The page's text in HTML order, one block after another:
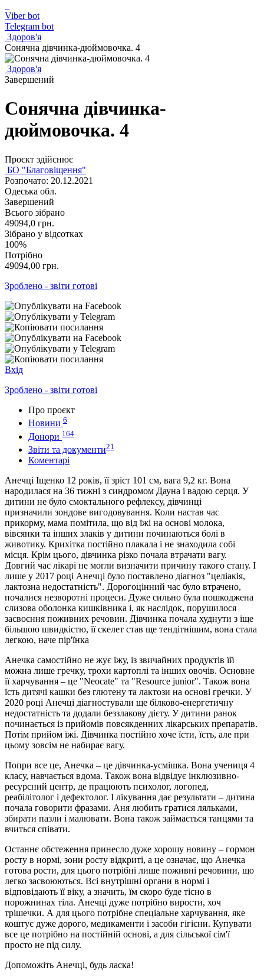
Viber bot
Telegram bot
Здоров'я
Сонячна дівчинка-дюймовочка. 4
Здоров'я
Завершений
Сонячна дівчинка-
дюймовочка. 4
Проєкт здійснює
БО "Благовіщення"
Розпочато: 20.12.2021
Одеська обл.
Завершений
Всього зібрано
49094,0 грн.
Зібрано у відсотках
100%
Потрібно
49094,00 грн.
Зроблено - звіти готові
Вхід
Зроблено - звіти готові
Про проєкт
Новини 6
Донори 164
Звіти та документи21
Коментарі
Анечці Іщенко 12 років, її зріст 101 см, вага 9,2 кг. Вона
народилася на 36 тижні з синдромом Дауна і вадою серця. У
дитини не було смоктального рефлексу, дівчинці
призначили зондове вигодовування. Коли настав час
прикорму, мама помітила, що від їжі на основі молока,
вівсянки та інших злаків у дитини починаються болі в
животику. Крихітка постійно плакала і не знаходила собі
місця. Крім цього, дівчинка різко почала втрачати вагу.
Довгий час лікарі не могли визначити причину такого стану. І
лише у 2017 році Анечці було поставлено діагноз "целіакія,
лактозна недостатність". Дорогоцінний час було втрачено,
почалися незворотні процеси. Дуже сильно була пошкоджена
слизова оболонка кишківника і, як наслідок, порушилося
засвоєння поживних речовин. Дівчинка почала худнути з іще
більшою швидкістю, її скелет став ще тендітнішим, вона стала
легкою, наче пір'їнка
Анечка самостійно не жує їжу, із звичайних продуктів їй
можна лише гречку, трохи картоплі та інших овочів. Основне
її харчування – це "Neocate" та "Resource junior". Також вона
їсть дитячі кашки без глютену та лактози на основі гречки. У
2020 році Анечці діагностували ще білково-енергетичну
недостатність та додали беззлакову дієту. У дитини ранок
починається із прийомів повсякденних лікарських препаратів.
Потім прийом їжі. Дівчинка постійно хоче їсти, їсть, але при
цьому зовсім не набирає вагу.
Попри все це, Анечка – це дівчинка-усмішка. Вона учениця 4
класу, навчається вдома. Також вона відвідує інклюзивно-
ресурсний центр, де працюють психолог, логопед,
реабілітолог і дефектолог. І лікування дає результати – дитина
почала говорити фразами. Аня любить гратися ляльками,
збирати пазли і малювати. Вона також займається танцями та
вчиться співати.
Останнє обстеження принесло дуже хорошу новину – гормон
росту в нормі, зони росту відкриті, а це означає, що Анечка
готова рости, для цього потрібні лише поживні речовини, що
легко засвоюються. Всі внутрішні органи в нормі і
відповідають її віку, а значить, їм скоро буде тісно в
порожнинах тіла. Анечці дуже потрібно вирости, хоч
трішечки. А для цього потрібне спеціальне харчування, яке
коштує дуже дорого, медикаменти і засоби гігієни. Купувати
все це потрібно на постійній основі, а для сільської сім'ї
просто не під силу.
Допоможіть Анечці, будь ласка!